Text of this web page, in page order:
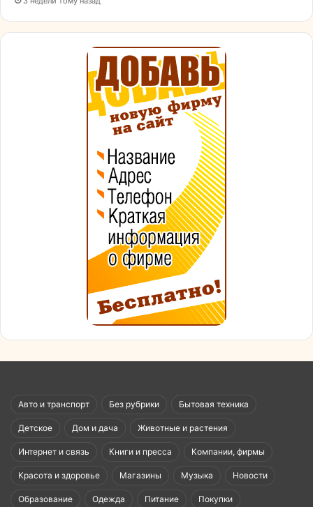
Авто и транспорт Без рубрики Бытовая техника
Детское Дом и дача Животные и растения
Интернет и связь Книги и пресса Компании, фирмы
Красота и здоровье Магазины Музыка Новости
Образование Одежда Питание Покупки